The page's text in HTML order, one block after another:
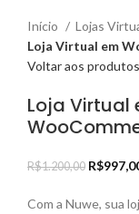
Início Lojas
Loja Virtual em
Voltar aos produtos
Loja Virtual
R$1.200,00 R$
Com a Nuwe, sua